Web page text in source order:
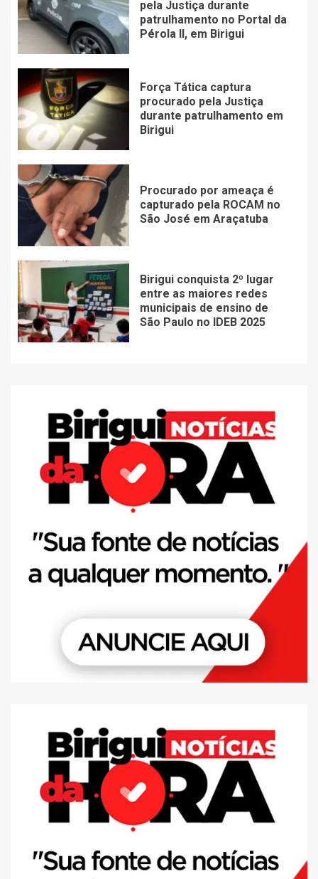
pela Justiça durante
patrulhamento no Portal da
Pérola ll, em Birigui
Força Tática captura
procurado pela Justiça
durante patrulhamento em
Birigui
Procurado por ameaça é
capturado pela ROCAM no
São José em Araçatuba
Birigui conquista 2º lugar
entre as maiores redes
municipais de ensino de
São Paulo no IDEB 2025